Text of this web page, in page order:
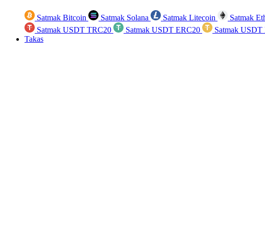
Satmak Bitcoin Satmak Solana Satmak Litecoin Satmak
Satmak USDT TRC20
Satmak USDT ERC20 Satmak USDT
Takas